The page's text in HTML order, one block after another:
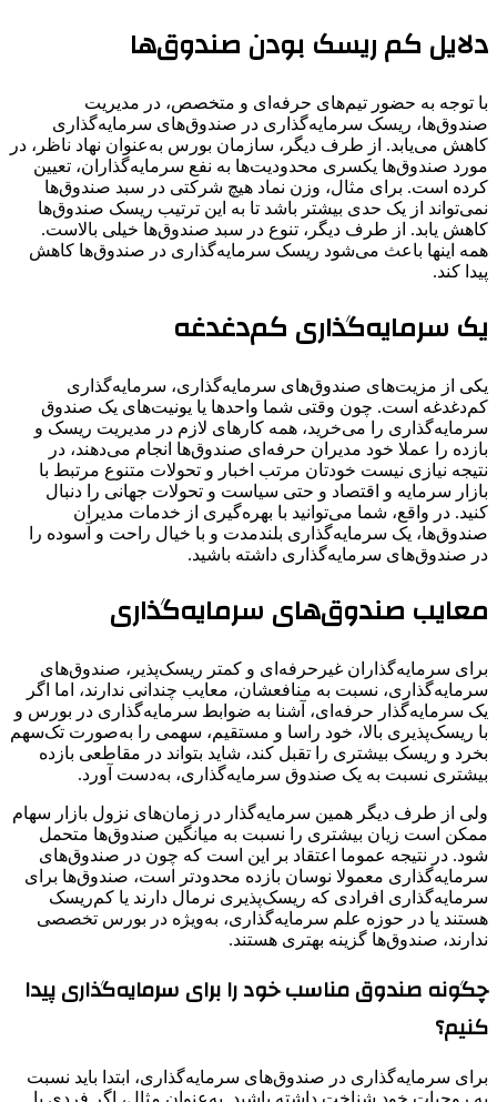
دلایل کم ریسک بودن صندوق‌ها
با توجه به حضور تیم‌های حرفه‌ای و متخصص، در مدیریت
صندوق‌ها، ریسک سرمایه‌گذاری در صندوق‌های سرمایه‌گذاری
کاهش می‌یابد. از طرف دیگر، سازمان بورس به‌عنوان نهاد ناظر، در
مورد صندوق‌ها یکسری محدودیت‌ها به نفع سرمایه‌گذاران، تعیین
کرده است. برای مثال، وزن نماد هیچ شرکتی در سبد صندوق‌ها
نمی‌تواند از یک حدی بیشتر باشد تا به این ترتیب ریسک صندوق‌ها
کاهش یابد. از طرف دیگر، تنوع در سبد صندوق‌ها خیلی بالاست.
همه اینها باعث می‌شود ریسک سرمایه‌گذاری در صندوق‌ها کاهش
پیدا کند.
یک سرمایه‌گذاری کم‌دغدغه
یکی از مزیت‌های صندوق‌های سرمایه‌گذاری، سرمایه‌گذاری
کم‌دغدغه است. چون وقتی شما واحدها یا یونیت‌های یک صندوق
سرمایه‌گذاری را می‌خرید، همه کارهای لازم در مدیریت ریسک و
بازده را عملا خود مدیران حرفه‌ای صندوق‌ها انجام می‌دهند، در
نتیجه نیازی نیست خودتان مرتب اخبار و تحولات متنوع مرتبط با
بازار سرمایه و اقتصاد و حتی سیاست و تحولات جهانی را دنبال
کنید. در واقع، شما می‌توانید با بهره‌گیری از خدمات مدیران
صندوق‌ها، یک سرمایه‌گذاری بلندمدت و با خیال راحت و آسوده را
در صندوق‌های سرمایه‌گذاری داشته باشید.
معایب صندوق‌های سرمایه‌گذاری
برای سرمایه‌گذاران غیرحرفه‌ای و کمتر ریسک‌پذیر، صندوق‌های
سرمایه‌گذاری، نسبت به منافعشان، معایب چندانی ندارند، اما اگر
یک سرمایه‌گذار حرفه‌ای، آشنا به ضوابط سرمایه‌گذاری در بورس و
با ریسک‌پذیری بالا، خود راسا و مستقیم، سهمی را به‌صورت تک‌سهم
بخرد و ریسک بیشتری را تقبل کند، شاید بتواند در مقاطعی بازده
بیشتری نسبت به یک صندوق سرمایه‌گذاری، به‌دست آورد.
ولی از طرف دیگر همین سرمایه‌گذار در زمان‌های نزول بازار سهام
ممکن است زیان بیشتری را نسبت به میانگین صندوق‌ها متحمل
شود. در نتیجه عموما اعتقاد بر این است که چون در صندوق‌های
سرمایه‌گذاری معمولا نوسان‌ بازده محدودتر است، صندوق‌ها برای
سرمایه‌گذاری افرادی که ریسک‌پذیری نرمال دارند یا کم‌ریسک
هستند یا در حوزه علم سرمایه‌گذاری، به‌ویژه در بورس تخصصی
ندارند، صندوق‌ها گزینه بهتری هستند.
چگونه صندوق‌ مناسب خود را برای سرمایه‌گذاری پیدا
کنیم؟
برای سرمایه‌گذاری در صندوق‌های سرمایه‌گذاری، ابتدا باید نسبت